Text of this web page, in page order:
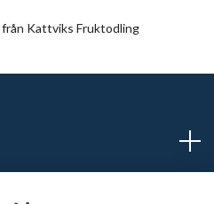
från Kattviks Fruktodling